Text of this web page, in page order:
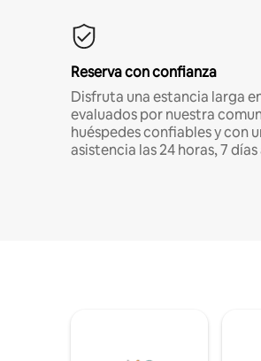
Reserva con confianza
Disfruta una estancia larga
evaluados por nuestra
huéspedes confiables y con
asistencia las 24 horas, 7 días